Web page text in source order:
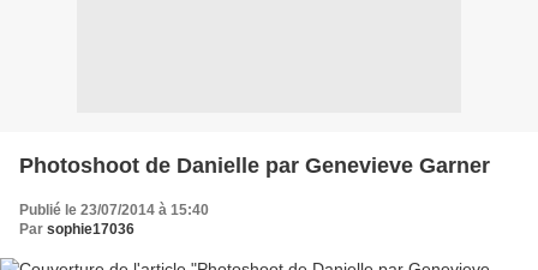
Photoshoot de Danielle par Genevieve Garner
Publié le 23/07/2014 à 15:40
Par sophie17036